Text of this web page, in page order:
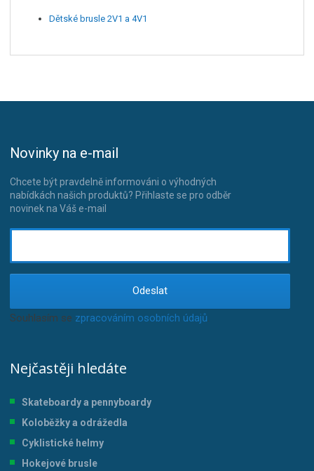
Dětské brusle 2V1 a 4V1
Novinky na e-mail
Chcete být pravdelně informováni o výhodných
nabídkách našich produktů? Přihlaste se pro odběr
novinek na Váš e-mail
Odeslat
Souhlasím se zpracováním osobních údajů
Nejčastěji hledáte
Skateboardy a pennyboardy
Koloběžky a odrážedla
Cyklistické helmy
Hokejové brusle